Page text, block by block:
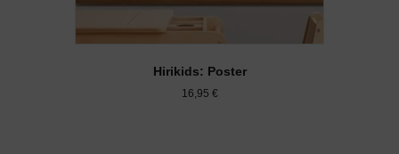
Hirikids: Poster
16,95 €